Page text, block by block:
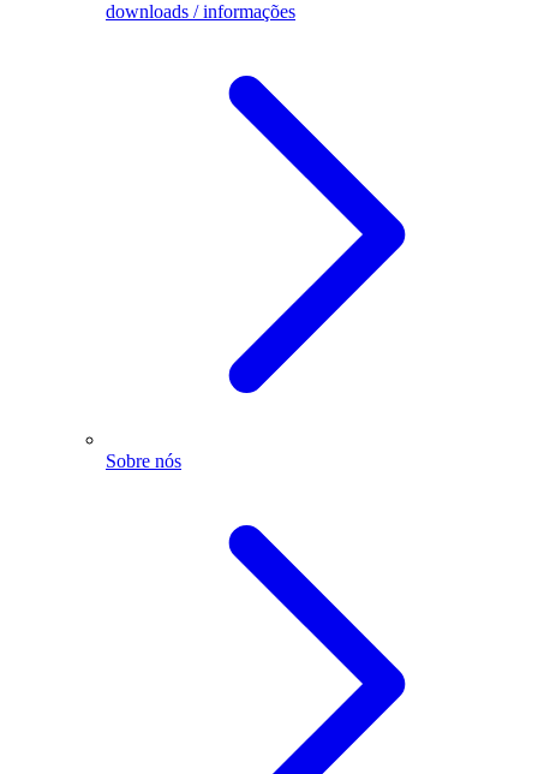
downloads / informações
Sobre nós